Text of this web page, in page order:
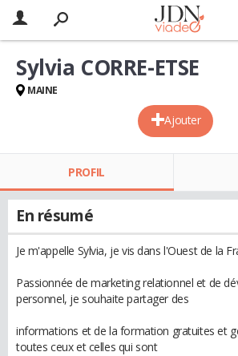
Ajouter
Sylvia CORRE-ETSE
MAINE
PROFIL
En résumé
Je m'appelle Sylvia, je vis dans l'Ouest de la
Passionnée de marketing relationnel et de
personnel, je souhaite partager des
informations et de la formation gratuites et
toutes ceux et celles qui sont